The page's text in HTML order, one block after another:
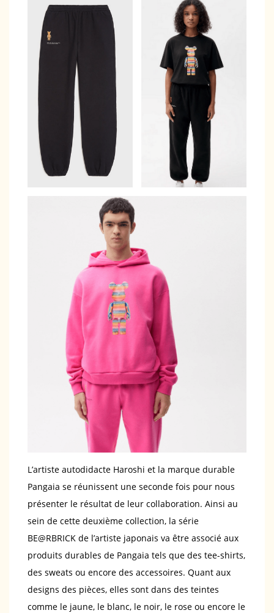
L’artiste autodidacte Haroshi et la marque durable
Pangaia se réunissent une seconde fois pour nous
présenter le résultat de leur collaboration. Ainsi au
sein de cette deuxième collection, la série
BE@RBRICK de l’artiste japonais va être associé aux
produits durables de Pangaia tels que des tee-shirts,
des sweats ou encore des accessoires. Quant aux
designs des pièces, elles sont dans des teintes
comme le jaune, le blanc, le noir, le rose ou encore le